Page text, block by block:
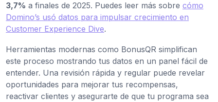
3,7% a finales de 2025. Puedes leer más sobre cómo
Domino’s usó datos para impulsar crecimiento en
Customer Experience Dive.
Herramientas modernas como BonusQR simplifican
este proceso mostrando tus datos en un panel fácil de
entender. Una revisión rápida y regular puede revelar
oportunidades para mejorar tus recompensas,
reactivar clientes y asegurarte de que tu programa sea